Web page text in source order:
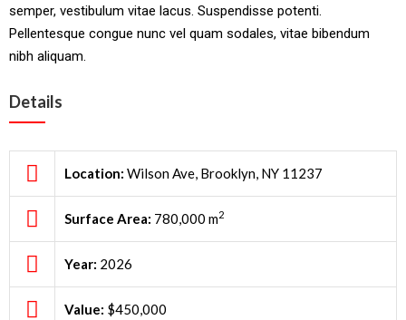
semper, vestibulum vitae lacus. Suspendisse potenti.
Pellentesque congue nunc vel quam sodales, vitae bibendum
nibh aliquam.
Details
Location: Wilson Ave, Brooklyn, NY 11237
Surface Area: 780,000 m2
Year: 2026
Value: $450,000